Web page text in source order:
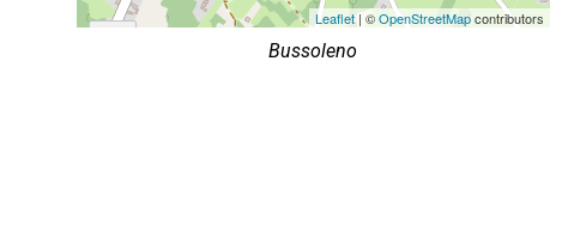
Leaflet| ©OpenStreetMapcontributors
Bussoleno